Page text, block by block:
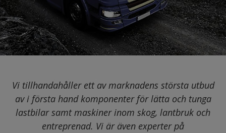
Vi tillhandahåller ett av marknadens största utbud
av i första hand komponenter för lätta och tunga
lastbilar samt maskiner inom skog, lantbruk och
entreprenad. Vi är även experter på